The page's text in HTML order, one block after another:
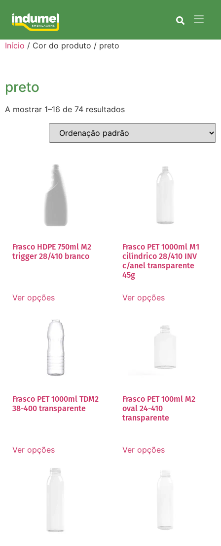
Início / Cor do produto / preto
preto
A mostrar 1–16 de 74 resultados
Frasco HDPE 750ml M2
trigger 28/410 branco
Ver opções
Frasco PET 1000ml M1
cilíndrico 28/410 INV
c/anel transparente
45g
Ver opções
Frasco PET 1000ml TDM2
38-400 transparente
Ver opções
Frasco PET 100ml M2
oval 24-410
transparente
Ver opções